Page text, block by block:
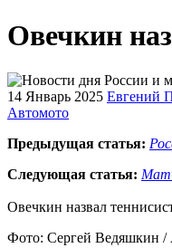
Овечкин
14 Январь 2025 Евгений
Автомото
Предыдущая статья:
Следующая статья:
Овечкин назвал
Фото: Сергей Ведяшкин